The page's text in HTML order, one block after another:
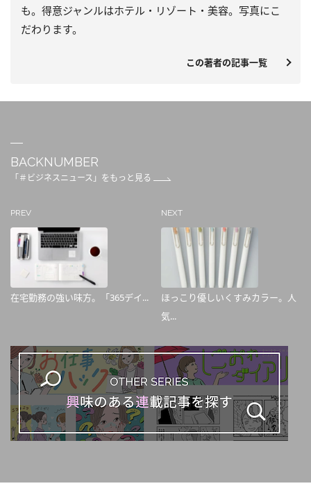
も。得意ジャンルはホテル・リゾート・美容。写真にこ
だわります。
この著者の記事一覧
BACKNUMBER
「＃ビジネスニュース」をもっと見る
PREV
在宅勤務の強い味方。「365デイ...
NEXT
ほっこり優しいくすみカラー。人
気...